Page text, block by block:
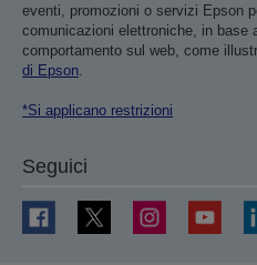
eventi, promozioni o servizi Epson
comunicazioni elettroniche, in base
comportamento sul web, come
di Epson.
*Si applicano restrizioni
Seguici